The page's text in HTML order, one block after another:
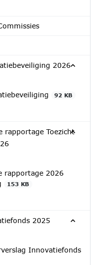
2026
92 KB
rapportage Toezicht
rapportage 2026
153 KB
2025
Innovatiefonds